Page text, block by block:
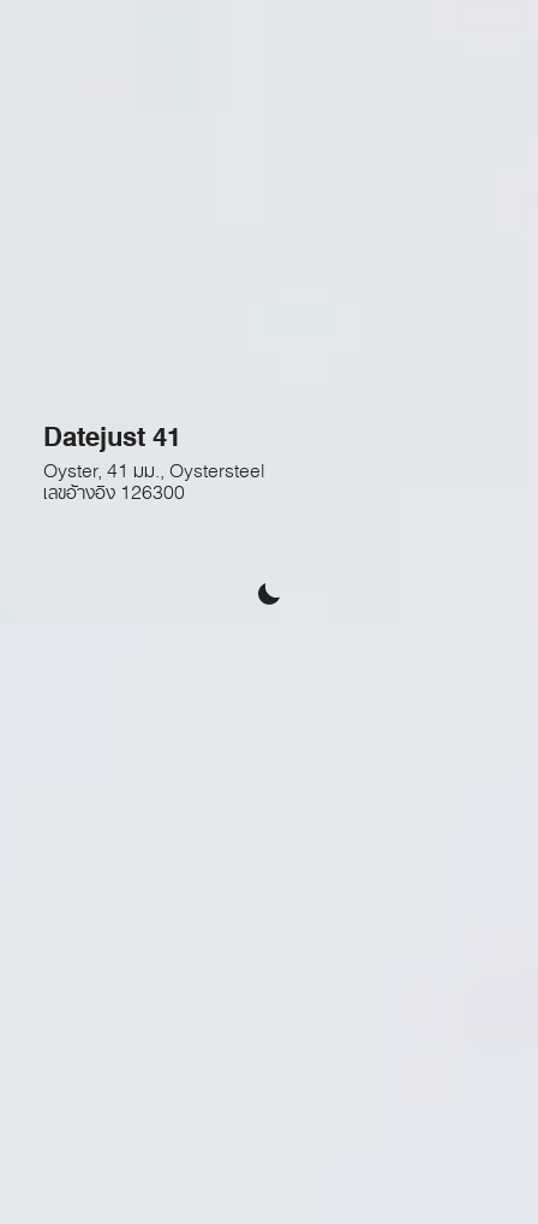
Datejust 41
Oyster, 41 มม., Oystersteel
เลขอ้างอิง126300